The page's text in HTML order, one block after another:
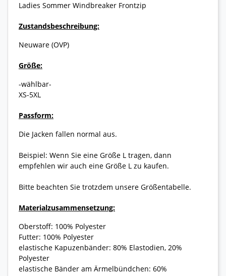
Ladies Sommer Windbreaker Frontzip
Zustandsbeschreibung:
Neuware (OVP)
Größe:
-wählbar-
XS-5XL
Passform:
Die Jacken fallen normal aus.
Beispiel: Wenn Sie eine Größe L tragen, dann
empfehlen wir auch eine Größe L zu kaufen.
Bitte beachten Sie trotzdem unsere Größentabelle.
Materialzusammensetzung:
Oberstoff: 100% Polyester
Futter: 100% Polyester
elastische Kapuzenbänder: 80% Elastodien, 20%
Polyester
elastische Bänder am Ärmelbündchen: 60%